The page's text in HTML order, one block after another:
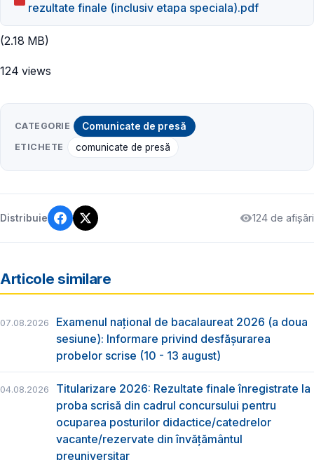
rezultate finale (inclusiv etapa speciala).pdf
(2.18 MB)
124 views
CATEGORIE Comunicate de presă
ETICHETE comunicate de presă
Distribuie 124 de afișări
Articole similare
07.08.2026
Examenul național de bacalaureat 2026 (a doua
sesiune): Informare privind desfășurarea
probelor scrise (10 - 13 august)
04.08.2026
Titularizare 2026: Rezultate finale înregistrate la
proba scrisă din cadrul concursului pentru
ocuparea posturilor didactice/catedrelor
vacante/rezervate din învăţământul
preuniversitar